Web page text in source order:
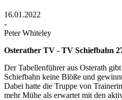
16.01.2022
-
Peter Whiteley
Osterather TV - TV Schiefbahn
Der Tabellenführer aus Osterath
Schiefbahn keine Blöße und
Dabei hatte die Truppe von
mehr Mühe als erwartet mit den